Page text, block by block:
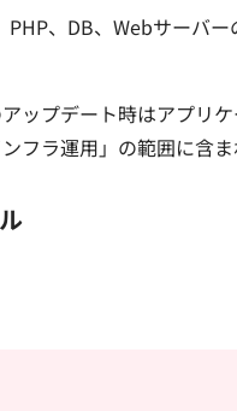
、DB、Webサーバ
プデート時はアプリ
フラ運用」の範囲に含ま